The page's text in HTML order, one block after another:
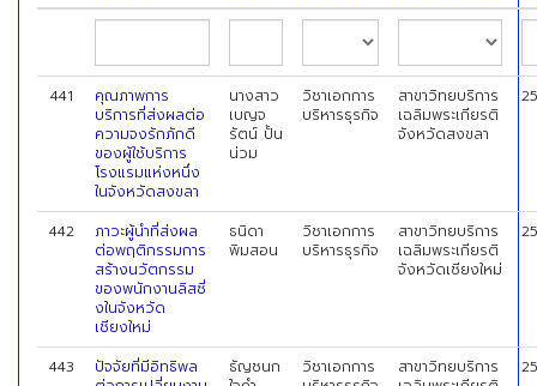
441
คุณภาพการ
บริการที่ส่งผลต่อ
ความจงรักภักดี
ของผู้ใช้บริการ
โรงแรมแห่งหนึ่ง
ในจังหวัดสงขลา
นางสาว
เบญจ
รัตน์ ปั้น
น่วม
วิชาเอกการ
บริหารธุรกิจ
สาขาวิทยบริการ
เฉลิมพระเกียรติ
จังหวัดสงขลา
442
ภาวะผู้นำที่ส่งผล
ต่อพฤติกรรมการ
สร้างนวัตกรรม
ของพนักงานลิสซี่
งในจังหวัด
เชียงใหม่
ธนิดา
พิมสอน
วิชาเอกการ
บริหารธุรกิจ
สาขาวิทยบริการ
เฉลิมพระเกียรติ
จังหวัดเชียงใหม่
443
ปัจจัยที่มีอิทธิพล
ธัญชนก
วิชาเอกการ
สาขาวิทยบริการ